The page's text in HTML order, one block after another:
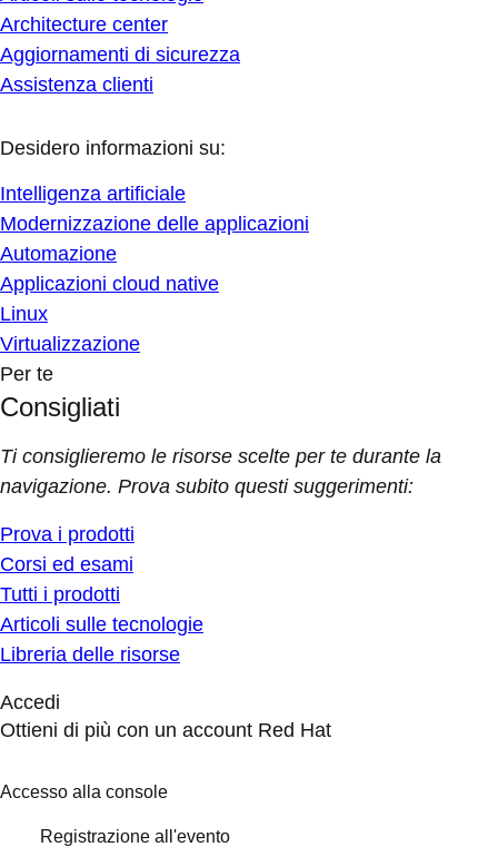
Architecture center
Aggiornamenti di sicurezza
Assistenza clienti
Desidero informazioni su:
Intelligenza artificiale
Modernizzazione delle applicazioni
Automazione
Applicazioni cloud native
Linux
Virtualizzazione
Per te
Consigliati
Ti consiglieremo le risorse scelte per te durante la
navigazione. Prova subito questi suggerimenti:
Prova i prodotti
Corsi ed esami
Tutti i prodotti
Articoli sulle tecnologie
Libreria delle risorse
Accedi
Ottieni di più con un account Red Hat
Accesso alla console
Registrazione all'evento